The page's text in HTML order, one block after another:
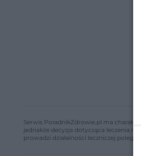
Serwis PoradnikZdrowie.pl ma
jednakże decyzja dotycząca leczenia
prowadzi działalności leczniczej